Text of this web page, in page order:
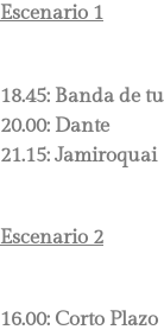
Escenario 1
18.45: Banda de
20.00: Dante
21.15: Jamiroquai
Escenario 2
16.00: Corto Plazo